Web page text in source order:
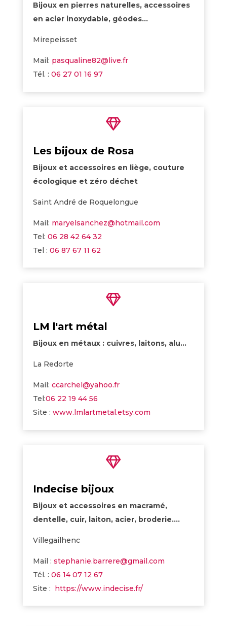
Bijoux en pierres naturelles, accessoires
en acier inoxydable, géodes…
Mirepeisset
Mail: pasqualine82@live.fr
Tél. : 06 27 01 16 97

Les bijoux de Rosa
Bijoux et accessoires en liège, couture
écologique et zéro déchet
Saint André de Roquelongue
Mail: maryelsanchez@hotmail.com
Tel: 06 28 42 64 32
Tel : 06 87 67 11 62

LM l'art métal
Bijoux en métaux : cuivres, laitons, alu…
La Redorte
Mail: ccarchel@yahoo.fr
Tel:06 22 19 44 56
Site : www.lmlartmetal.etsy.com

Indecise bijoux
Bijoux et accessoires en macramé,
dentelle, cuir, laiton, acier, broderie….
Villegailhenc
Mail : stephanie.barrere@gmail.com
Tél. : 06 14 07 12 67
Site : https://www.indecise.fr/